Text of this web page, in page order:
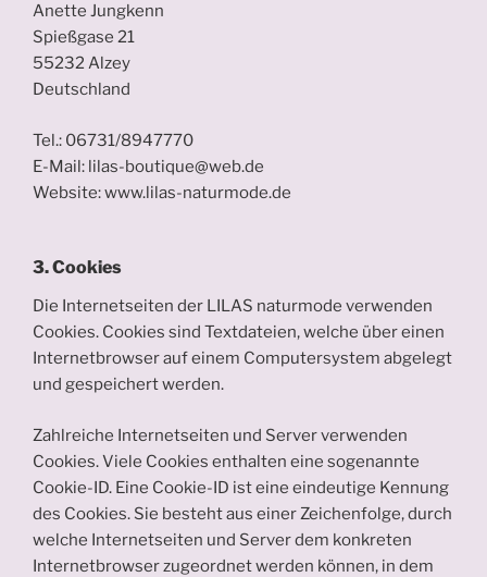
Anette Jungkenn
Spießgase 21
55232 Alzey
Deutschland
Tel.: 06731/8947770
E-Mail: lilas-boutique@web.de
Website: www.lilas-naturmode.de
3. Cookies
Die Internetseiten der LILAS naturmode verwenden
Cookies. Cookies sind Textdateien, welche über einen
Internetbrowser auf einem Computersystem abgelegt
und gespeichert werden.
Zahlreiche Internetseiten und Server verwenden
Cookies. Viele Cookies enthalten eine sogenannte
Cookie-ID. Eine Cookie-ID ist eine eindeutige Kennung
des Cookies. Sie besteht aus einer Zeichenfolge, durch
welche Internetseiten und Server dem konkreten
Internetbrowser zugeordnet werden können, in dem